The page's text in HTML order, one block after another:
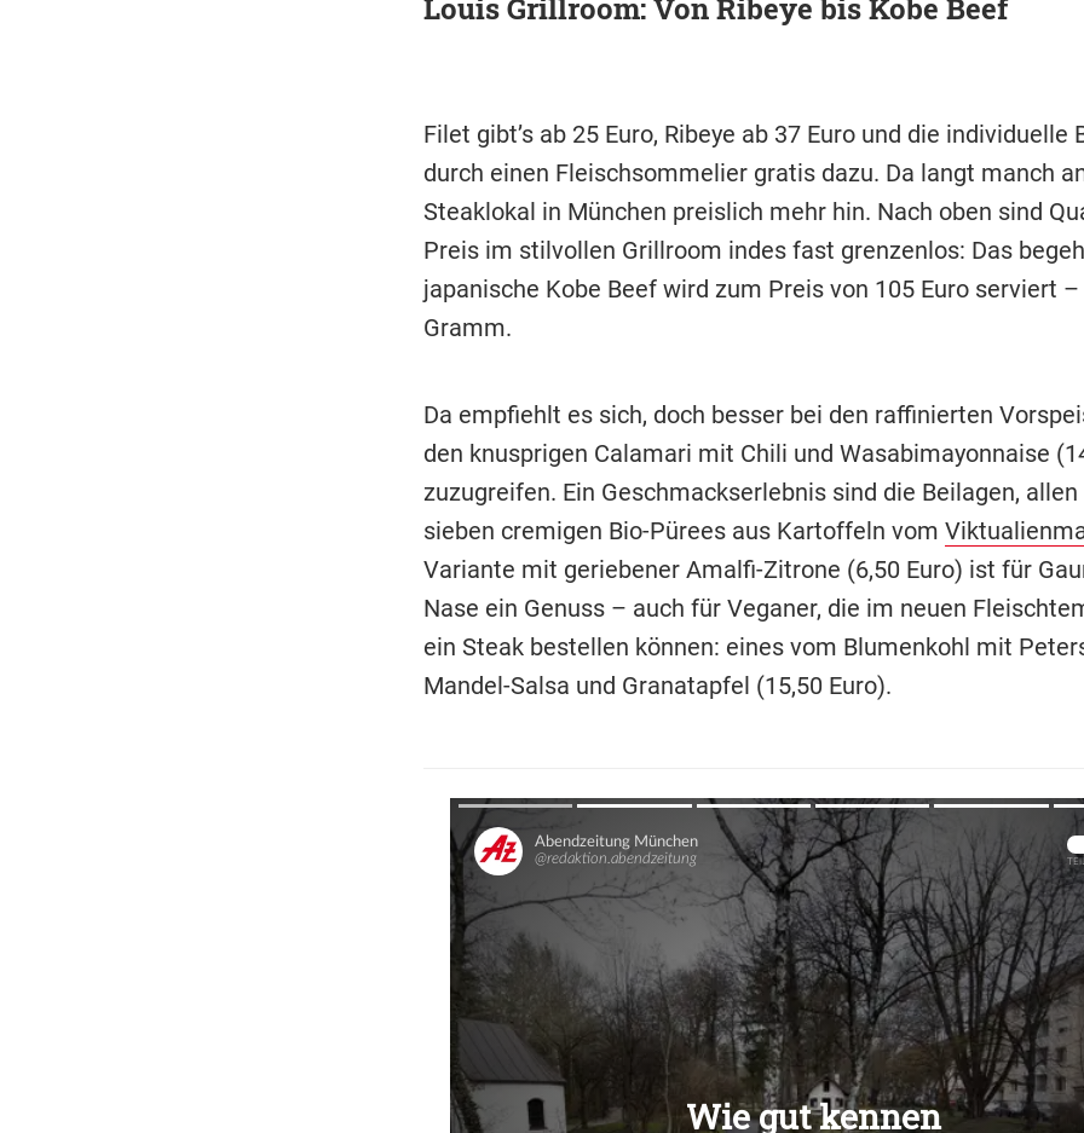
Louis Grillroom: Von Ribeye bis Kobe Beef
Filet gibt’s ab 25 Euro, Ribeye ab 37 Euro und die individuelle
durch einen Fleischsommelier gratis dazu. Da langt manch
Steaklokal in München preislich mehr hin. Nach oben sind
Preis im stilvollen Grillroom indes fast grenzenlos: Das
japanische Kobe Beef wird zum Preis von 105 Euro serviert
Gramm.
Da empfiehlt es sich, doch besser bei den raffinierten
den knusprigen Calamari mit Chili und Wasabimayonnaise
zuzugreifen. Ein Geschmackserlebnis sind die Beilagen,
sieben cremigen Bio-Pürees aus Kartoffeln vom
Variante mit geriebener Amalfi-Zitrone (6,50 Euro) ist für
Nase ein Genuss – auch für Veganer, die im neuen
ein Steak bestellen können: eines vom Blumenkohl mit
Mandel-Salsa und Granatapfel (15,50 Euro).